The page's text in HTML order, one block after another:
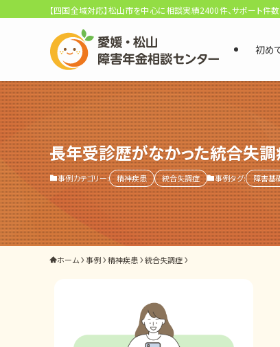
選ばれる3つの理由
初回相談料0円・受給後報酬型
サポート料金について
県内 No.1 の豊富な知識と経験
ご相談事例をみる
外出困難でもOK
【四国全域対応】松山市を中心に相談実績2400件、サポート件
初め
長年受診歴がなかった統合失
事例カテゴリー: 精神疾患 統合失調症 事例タグ: 障害基
ホーム 事例 精神疾患 統合失調症